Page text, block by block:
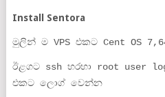
Install Sentora
මුලින් ම VPS එකට Cent OS
ඊළගට ssh හරහා root user
එකට ලොග් වෙන්න